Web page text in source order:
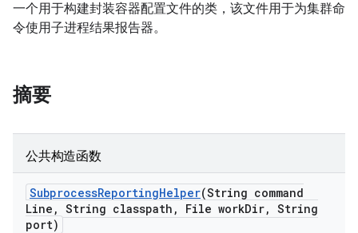
一个用于构建封装容器配置文件的类，该文件用于为集群命
令使用子进程结果报告器。
摘要
公共构造函数
SubprocessReportingHelper(String command
Line , String classpath , File workDir, String
port)